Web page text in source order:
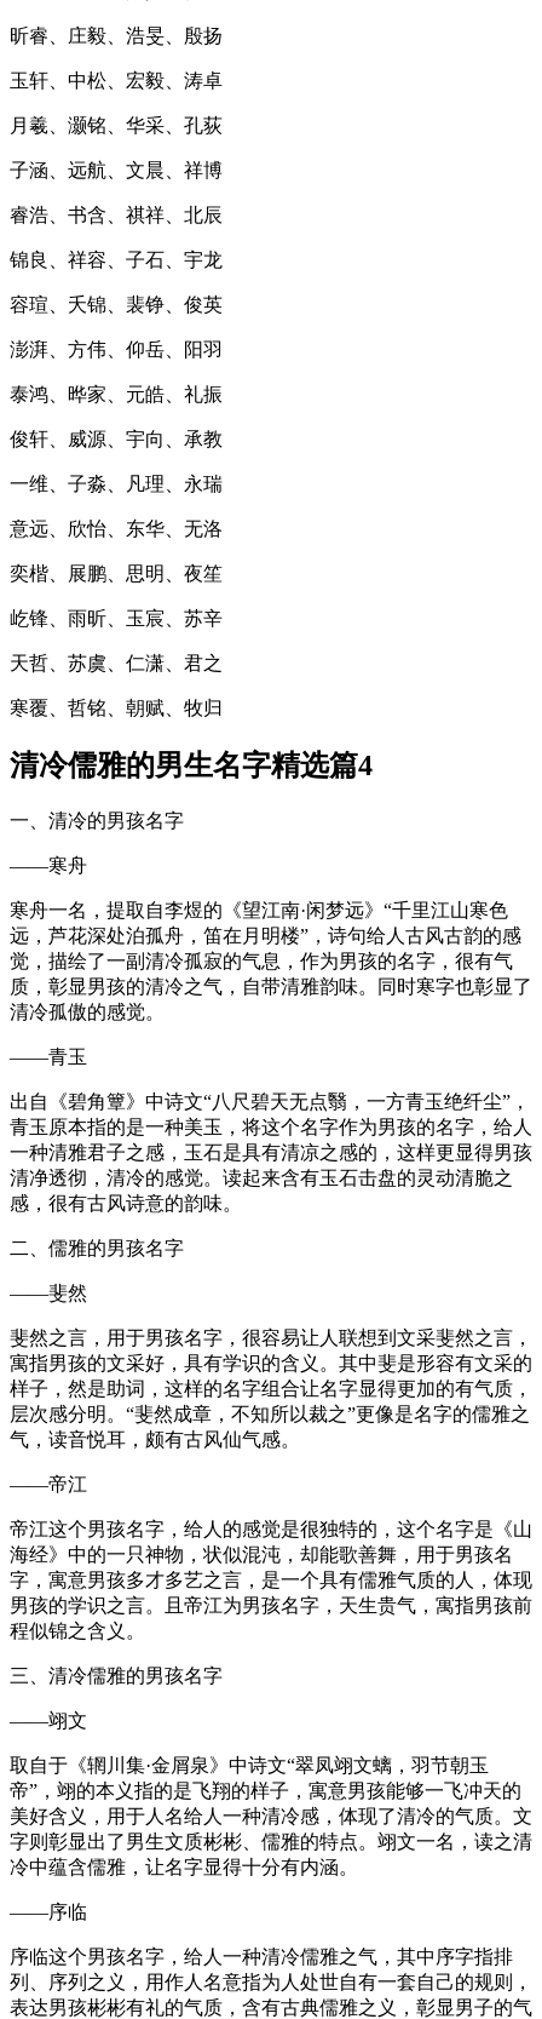
昕睿、庄毅、浩旻、殷扬
玉轩、中松、宏毅、涛卓
月羲、灏铭、华采、孔荻
子涵、远航、文晨、祥博
睿浩、书含、祺祥、北辰
锦良、祥容、子石、宇龙
容瑄、夭锦、裴铮、俊英
澎湃、方伟、仰岳、阳羽
泰鸿、晔家、元皓、礼振
俊轩、威源、宇向、承教
一维、子淼、凡理、永瑞
意远、欣怡、东华、无洛
奕楷、展鹏、思明、夜笙
屹锋、雨昕、玉宸、苏辛
天哲、苏虞、仁潇、君之
寒覆、哲铭、朝赋、牧归
清冷儒雅的男生名字精选篇4
一、清冷的男孩名字
——寒舟
寒舟一名，提取自李煜的《望江南·闲梦远》“千里江山寒色
远，芦花深处泊孤舟，笛在月明楼”，诗句给人古风古韵的感
觉，描绘了一副清冷孤寂的气息，作为男孩的名字，很有气
质，彰显男孩的清冷之气，自带清雅韵味。同时寒字也彰显了
清冷孤傲的感觉。
——青玉
出自《碧角簟》中诗文“八尺碧天无点翳，一方青玉绝纤尘”，
青玉原本指的是一种美玉，将这个名字作为男孩的名字，给人
一种清雅君子之感，玉石是具有清凉之感的，这样更显得男孩
清净透彻，清冷的感觉。读起来含有玉石击盘的灵动清脆之
感，很有古风诗意的韵味。
二、儒雅的男孩名字
——斐然
斐然之言，用于男孩名字，很容易让人联想到文采斐然之言，
寓指男孩的文采好，具有学识的含义。其中斐是形容有文采的
样子，然是助词，这样的名字组合让名字显得更加的有气质，
层次感分明。“斐然成章，不知所以裁之”更像是名字的儒雅之
气，读音悦耳，颇有古风仙气感。
——帝江
帝江这个男孩名字，给人的感觉是很独特的，这个名字是《山
海经》中的一只神物，状似混沌，却能歌善舞，用于男孩名
字，寓意男孩多才多艺之言，是一个具有儒雅气质的人，体现
男孩的学识之言。且帝江为男孩名字，天生贵气，寓指男孩前
程似锦之含义。
三、清冷儒雅的男孩名字
——翊文
取自于《辋川集·金屑泉》中诗文“翠凤翊文螭，羽节朝玉
帝”，翊的本义指的是飞翔的样子，寓意男孩能够一飞冲天的
美好含义，用于人名给人一种清冷感，体现了清冷的气质。文
字则彰显出了男生文质彬彬、儒雅的特点。翊文一名，读之清
冷中蕴含儒雅，让名字显得十分有内涵。
——序临
序临这个男孩名字，给人一种清冷儒雅之气，其中序字指排
列、序列之义，用作人名意指为人处世自有一套自己的规则，
表达男孩彬彬有礼的气质，含有古典儒雅之义，彰显男子的气